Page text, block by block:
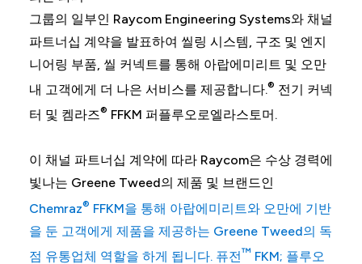
그룹의 일부인 Raycom Engineering Systems와 채널
파트너십 계약을 발표하여 씰링 시스템, 구조 및 엔지
니어링 부품, 씰 커넥트를 통해 아랍에미리트 및 오만
내 고객에게 더 나은 서비스를 제공합니다.® 전기 커넥
터 및 켐라즈® FFKM 퍼플루오로엘라스토머.
이 채널 파트너십 계약에 따라 Raycom은 수상 경력에
빛나는 Greene Tweed의 제품 및 브랜드인
Chemraz® FFKM을 통해 아랍에미리트와 오만에 기반
을 둔 고객에게 제품을 제공하는 Greene Tweed의 독
점 유통업체 역할을 하게 됩니다. 퓨전™ FKM; 플루오